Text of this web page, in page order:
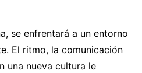
se enfrentará a un entorno
El ritmo, la comunicación
una nueva cultura le